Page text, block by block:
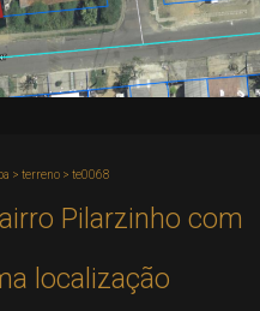
> terreno> te0068
Pilarzinho com
localização